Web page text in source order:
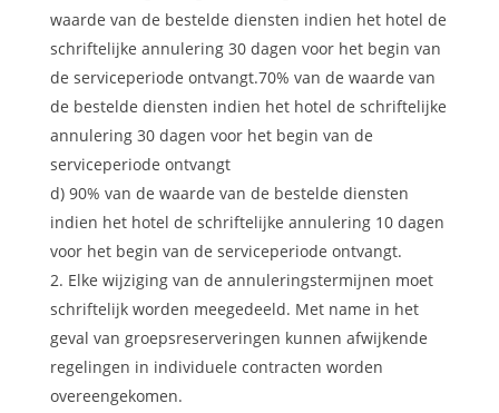
waarde van de bestelde diensten indien het hotel de
schriftelijke annulering 30 dagen voor het begin van
de serviceperiode ontvangt.70% van de waarde van
de bestelde diensten indien het hotel de schriftelijke
annulering 30 dagen voor het begin van de
serviceperiode ontvangt
d) 90% van de waarde van de bestelde diensten
indien het hotel de schriftelijke annulering 10 dagen
voor het begin van de serviceperiode ontvangt.
Elke wijziging van de annuleringstermijnen moet
schriftelijk worden meegedeeld. Met name in het
geval van groepsreserveringen kunnen afwijkende
regelingen in individuele contracten worden
overeengekomen.